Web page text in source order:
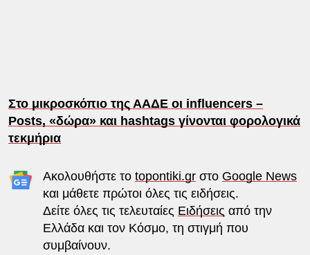
Στο μικροσκόπιο της ΑΑΔΕ οι influencers –
Posts, «δώρα» και hashtags γίνονται φορολογικά
τεκμήρια
Ακολουθήστε το topontiki.grστο Google News
και μάθετε πρώτοι όλες τις ειδήσεις.
Δείτε όλες τις τελευταίες Ειδήσεις από την
Ελλάδα και τον Κόσμο, τη στιγμή που
συμβαίνουν.